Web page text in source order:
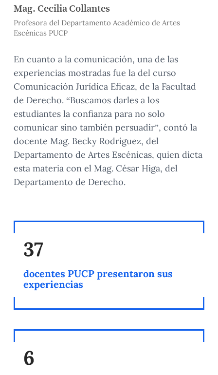
Mag. Cecilia Collantes
Profesora del Departamento Académico de Artes
Escénicas PUCP
En cuanto a la comunicación, una de las
experiencias mostradas fue la del curso
Comunicación Jurídica Eficaz, de la Facultad
de Derecho. “Buscamos darles a los
estudiantes la confianza para no solo
comunicar sino también persuadir”, contó la
docente Mag. Becky Rodríguez, del
Departamento de Artes Escénicas, quien dicta
esta materia con el Mag. César Higa, del
Departamento de Derecho.
37
docentes PUCP presentaron sus
experiencias
6